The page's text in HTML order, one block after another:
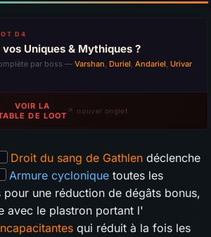
D4
Uniques & Mythiques ?
par boss — Varshan Duriel Andariel Urivar
VOIR LA
DE LOOT ↗ nouvel onglet
Droit du sang de Gathlen déclenche
Armure cyclonique toutes les
pour une réduction de dégâts bonus,
avec le plastron portant l'
qui réduit à la fois les